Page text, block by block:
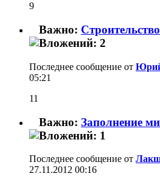
9
Важно:
Последнее сообщение от
05:21
11
Важно: Заполнение
Последнее сообщение от
27.11.2012 00:16